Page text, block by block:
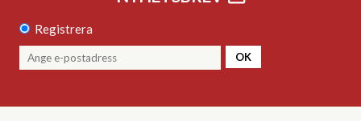
Registrera
OK